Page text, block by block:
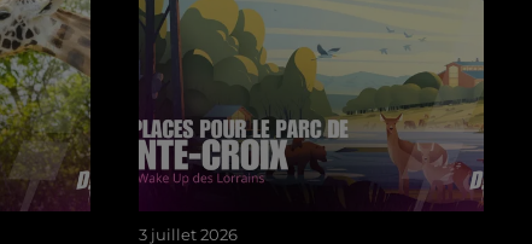
3 juillet 2026